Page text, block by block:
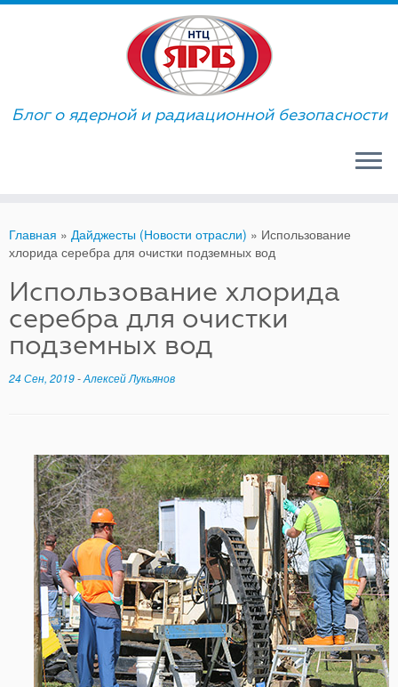
Skip
Блог о ядерной и радиационной безопасности
Главная » Дайджесты (Новости отрасли) » Использование
хлорида серебра для очистки подземных вод
Использование хлорида
серебра для очистки
подземных вод
24 Сен, 2019-Алексей Лукьянов